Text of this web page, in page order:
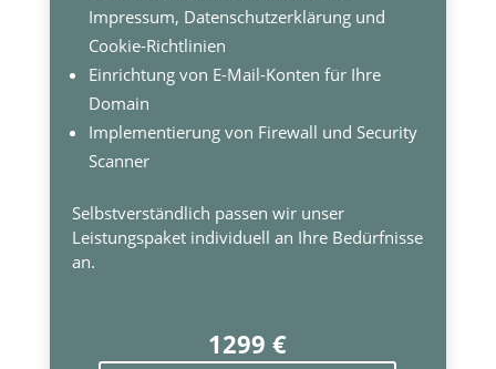
Impressum, Datenschutzerklärung und
Cookie-Richtlinien
Einrichtung von E-Mail-Konten für Ihre
Domain
Implementierung von Firewall und Security
Scanner
Selbstverständlich passen wir unser
Leistungspaket individuell an Ihre Bedürfnisse
an.
1299 €